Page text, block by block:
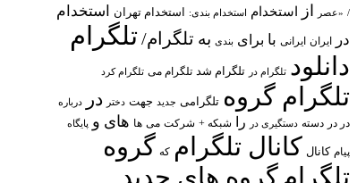
/ «عصر از استخدام استخدام بندی: استخدام تهران
استخدام
در
ایران ایرانی با برای بندی به تلگرام/ تلگرام
دانلود تلگرام در تلگرام شد تلگرام می تلگرام کرد
تلگرام گروه تلگرامی جدید جهت دختر در درباره
در در دسته دستگیری در را شبکه + شرکت می ها های و پایگاه
پیام کانال کانال تلگرام که گروه
تلگرام گروه های جدید